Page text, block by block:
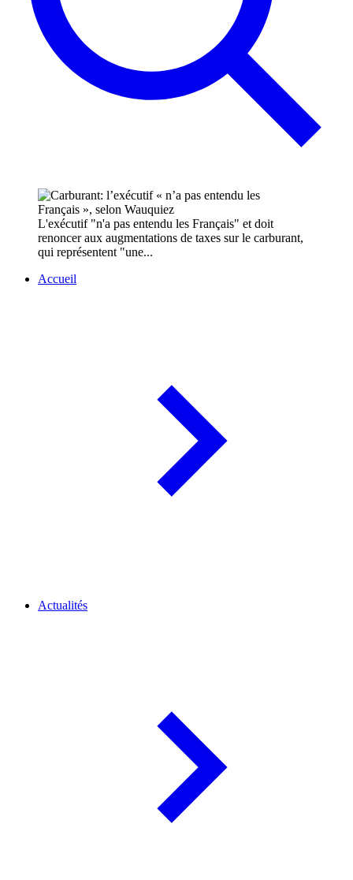
L'exécutif "n'a pas entendu les Français" et doit
renoncer aux augmentations de taxes sur le carburant,
qui représentent "une...
Accueil
Actualités